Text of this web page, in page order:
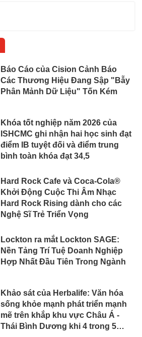
Báo Cáo của Cision Cảnh Báo
Các Thương Hiệu Đang Sập "Bẫy
Phân Mảnh Dữ Liệu" Tốn Kém
Khóa tốt nghiệp năm 2026 của
ISHCMC ghi nhận hai học sinh đạt
điểm IB tuyệt đối và điểm trung
bình toàn khóa đạt 34,5
Hard Rock Cafe và Coca-Cola®
Khởi Động Cuộc Thi Âm Nhạc
Hard Rock Rising dành cho các
Nghệ Sĩ Trẻ Triển Vọng
Lockton ra mắt Lockton SAGE:
Nền Tảng Trí Tuệ Doanh Nghiệp
Hợp Nhất Đầu Tiên Trong Ngành
Khảo sát của Herbalife: Văn hóa
sống khỏe mạnh phát triển mạnh
mẽ trên khắp khu vực Châu Á -
Thái Bình Dương khi 4 trong 5